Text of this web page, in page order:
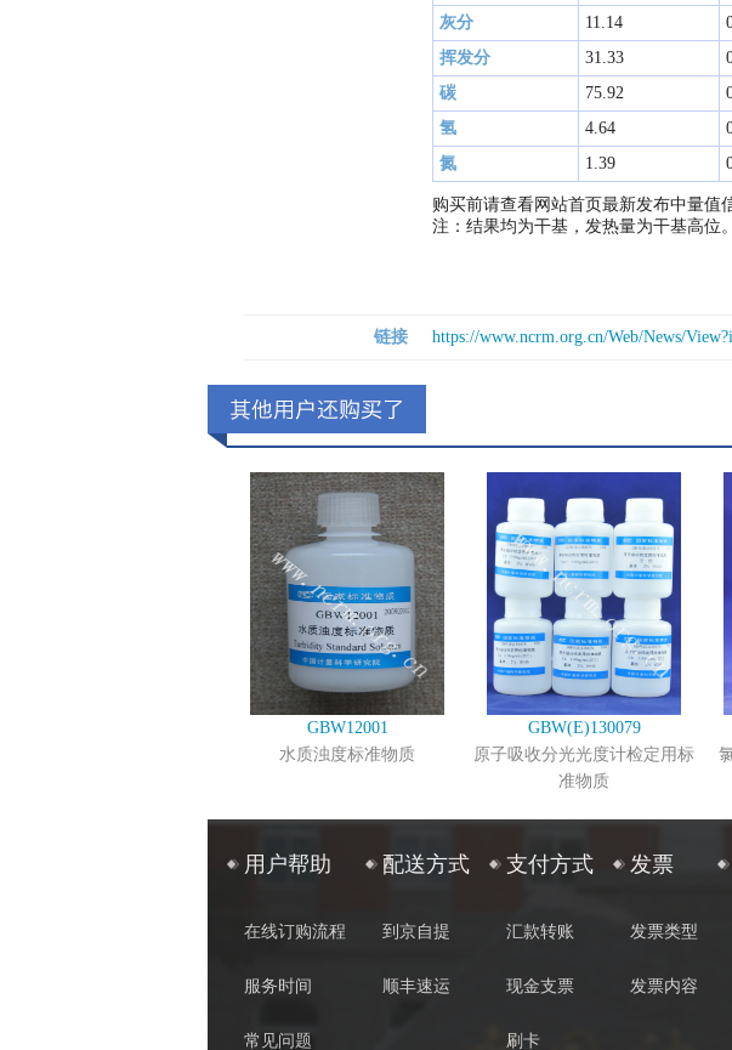
灰分
11.14
挥发分
31.33
碳
75.92
氢
4.64
氮
1.39
购买前请查看网站首页最新发布中量值
注：结果均为干基，发热量为干基高位。
链接 https://www.ncrm.org.cn/Web/News/
GBW12001
水质浊度标准物质
GBW(E)130079
原子吸收分光光度计检定用标
准物质
用户帮助
在线订购流程
服务时间
常见问题
配送方式
到京自提
顺丰速运
支付方式
汇款转账
现金支票
刷卡
发票
发票类型
发票内容